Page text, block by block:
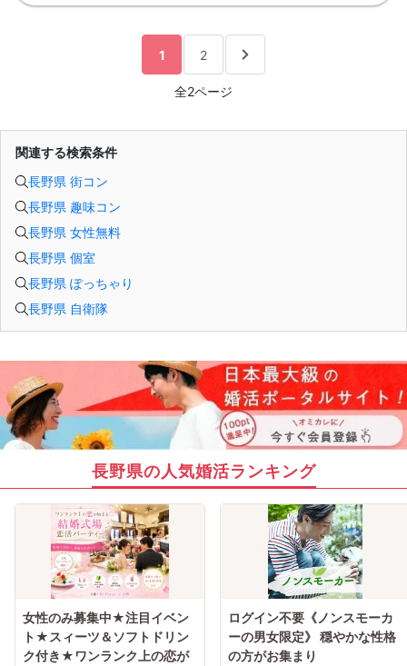
それを提供できる自分自身に変化していくことにより、
恋愛婚活が上手くいくようになります。
異性が求めていることを理解し、
それを自然に伝えられる自分に変わることで、
好きな女性から選ばれるようになります。
婚活戦略セミナーでは、恋愛や婚活で悩む男性が
【注意事項】
（屋外、車内からのご参加や、途中入室、退出はご遠慮下さい。）
セミナー準備の都合上、当日無断キャンセルの場合は、3,000円のキャンセル料を
1 2
全2ページ
関連する検索条件
長野県 街コン
長野県 趣味コン
長野県 女性無料
長野県 個室
長野県 ぽっちゃり
長野県 自衛隊
長野県の人気婚活ランキング
女性のみ募集中★注目イベン
ト★スィーツ＆ソフトドリン
ク付き★ワンランク上の恋が
ログイン不要《ノンスモーカ
ーの男女限定》 穏やかな性格
の方がお集まり